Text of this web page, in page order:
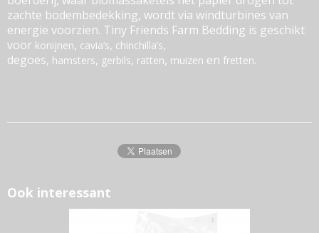
zachte bodembedekking, wordt via windturbines van
energie voorzien. Tiny Friends Farm Bedding is geschikt
voor konijnen, cavia’s, chinchilla’s,
degoes, hamsters, gerbils, ratten, muizen en fretten.
Ook interessant